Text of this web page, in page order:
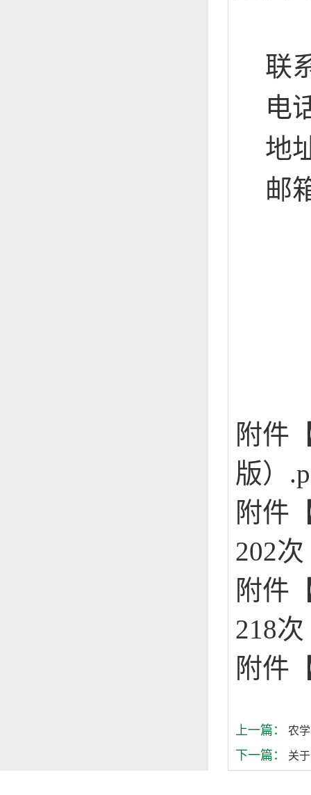
联
电
地
邮
附件
版）
附件
202次
附件
218次
附件
上一篇： 农
下一篇： 关